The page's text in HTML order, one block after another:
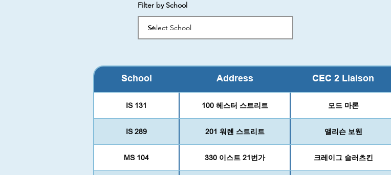
Filter by School
School Address CEC 2 Liaison
IS 131 100 헤스터 스트리트 모드 마론
IS 289 201 워렌 스트리트 앨리슨 보웬
MS 104 330 이스트 21번가 크레이그 슬러츠킨